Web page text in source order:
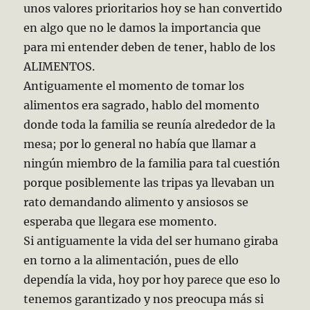
unos valores prioritarios hoy se han convertido
en algo que no le damos la importancia que
para mi entender deben de tener, hablo de los
ALIMENTOS.
Antiguamente el momento de tomar los
alimentos era sagrado, hablo del momento
donde toda la familia se reunía alrededor de la
mesa; por lo general no había que llamar a
ningún miembro de la familia para tal cuestión
porque posiblemente las tripas ya llevaban un
rato demandando alimento y ansiosos se
esperaba que llegara ese momento.
Si antiguamente la vida del ser humano giraba
en torno a la alimentación, pues de ello
dependía la vida, hoy por hoy parece que eso lo
tenemos garantizado y nos preocupa más si